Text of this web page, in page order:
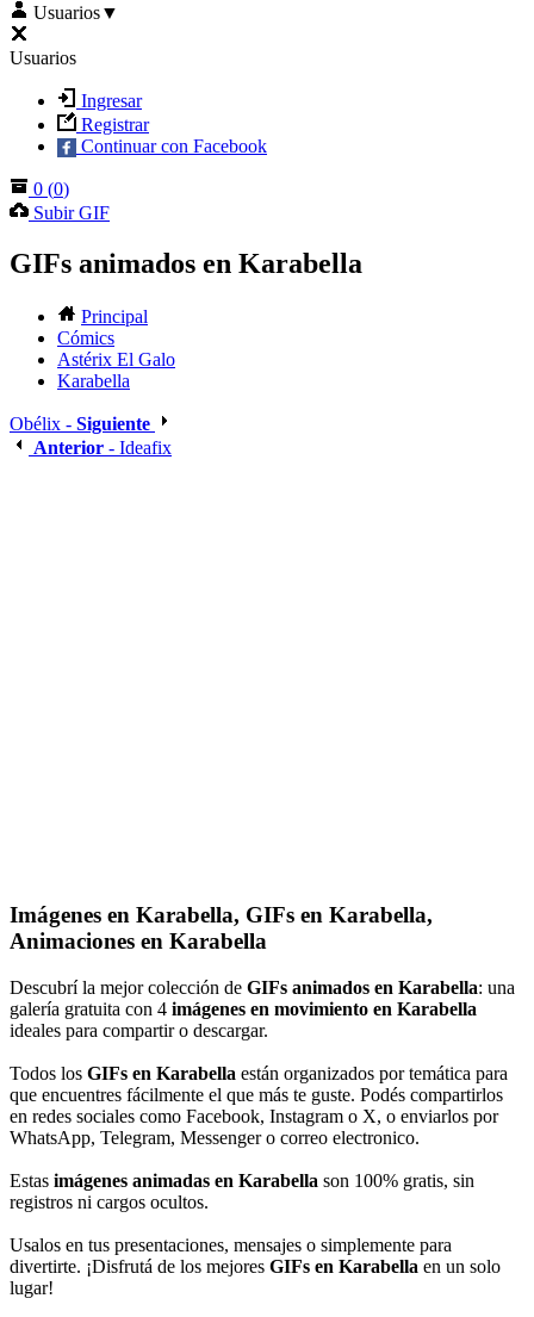
Usuarios▼
Usuarios
Ingresar
Registrar
Continuar con Facebook
0 (0)
Subir GIF
GIFs animados en Karabella
Principal
Cómics
Astérix El Galo
Karabella
Obélix - Siguiente
Anterior - Ideafix
Imágenes en Karabella, GIFs en Karabella,
Animaciones en Karabella
Descubrí la mejor colección de GIFs animados en Karabella: una
galería gratuita con 4 imágenes en movimiento en Karabella
ideales para compartir o descargar.
Todos los GIFs en Karabella están organizados por temática para
que encuentres fácilmente el que más te guste. Podés compartirlos
en redes sociales como Facebook, Instagram o X, o enviarlos por
WhatsApp, Telegram, Messenger o correo electronico.
Estas imágenes animadas en Karabella son 100% gratis, sin
registros ni cargos ocultos.
Usalos en tus presentaciones, mensajes o simplemente para
divertirte. ¡Disfrutá de los mejores GIFs en Karabella en un solo
lugar!